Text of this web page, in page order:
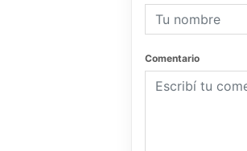
Comentario